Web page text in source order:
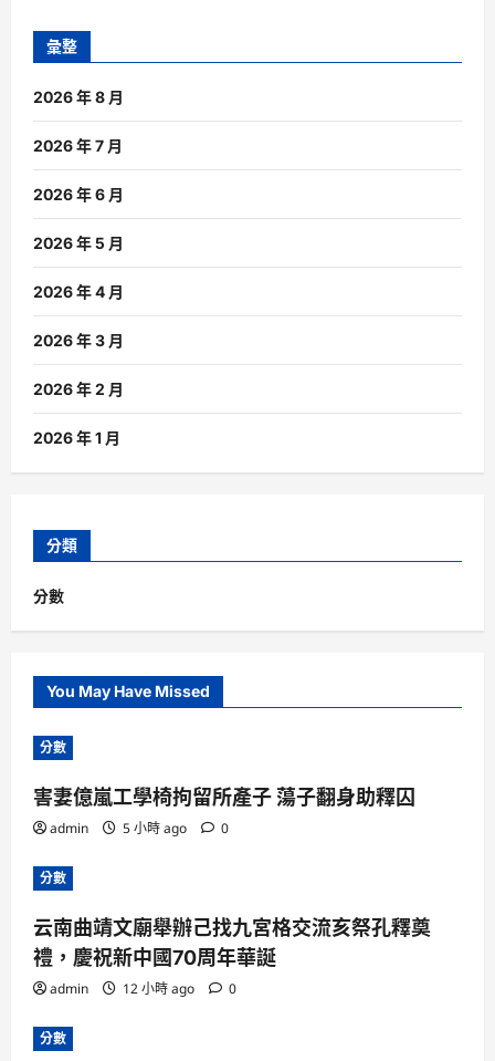
彙整
2026 年 8 月
2026 年 7 月
2026 年 6 月
2026 年 5 月
2026 年 4 月
2026 年 3 月
2026 年 2 月
2026 年 1 月
分類
分數
You May Have Missed
分數
害妻億嵐工學椅拘留所產子 蕩子翻身助釋囚
admin 5 小時 ago 0
分數
云南曲靖文廟舉辦己找九宮格交流亥祭孔釋奠
禮，慶祝新中國70周年華誕
admin 12 小時 ago 0
分數